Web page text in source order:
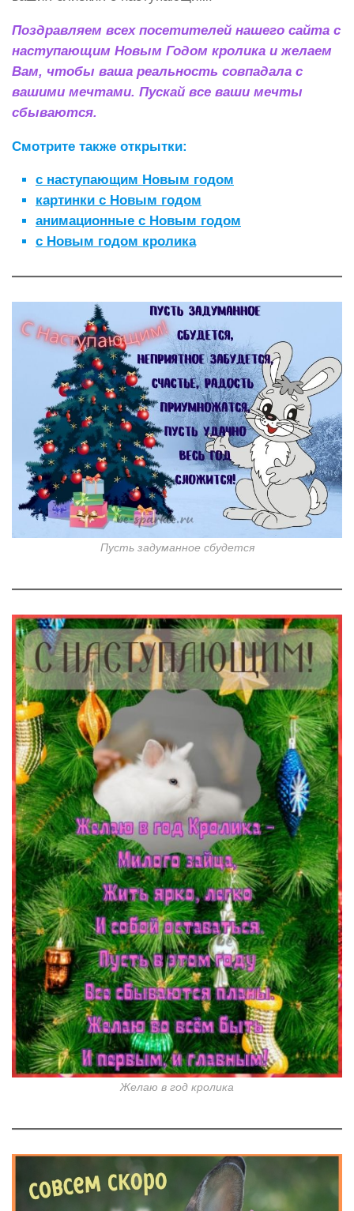
Поздравляем всех посетителей нашего сайта с
наступающим Новым Годом кролика и желаем
Вам, чтобы ваша реальность совпадала с
вашими мечтами. Пускай все ваши мечты
сбываются.
Смотрите также открытки:
с наступающим Новым годом
картинки с Новым годом
анимационные с Новым годом
с Новым годом кролика
Пусть задуманное сбудется
Желаю в год кролика